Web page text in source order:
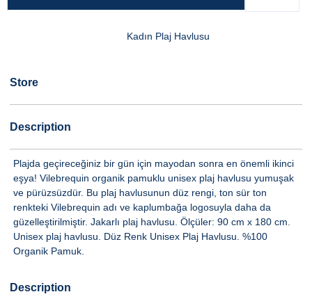
Kadın Plaj Havlusu
Store
Description
Plajda geçireceğiniz bir gün için mayodan sonra en önemli ikinci
eşya! Vilebrequin organik pamuklu unisex plaj havlusu yumuşak
ve pürüzsüzdür. Bu plaj havlusunun düz rengi, ton sür ton
renkteki Vilebrequin adı ve kaplumbağa logosuyla daha da
güzelleştirilmiştir. Jakarlı plaj havlusu. Ölçüler: 90 cm x 180 cm.
Unisex plaj havlusu. Düz Renk Unisex Plaj Havlusu. %100
Organik Pamuk.
Description